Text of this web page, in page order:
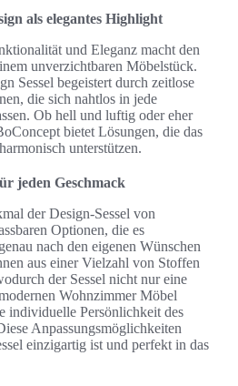
als elegantes Highlight
und Eleganz macht den
unverzichtbaren Möbelstück.
Sessel begeistert durch zeitlose
die sich nahtlos in jede
Ob hell und luftig oder eher
bietet Lösungen, die das
unterstützen.
jeden Geschmack
der Design-Sessel von
Optionen, die es
nach den eigenen Wünschen
aus einer Vielzahl von Stoffen
der Sessel nicht nur eine
Wohnzimmer Möbel
individuelle Persönlichkeit des
Anpassungsmöglichkeiten
einzigartig ist und perfekt in das